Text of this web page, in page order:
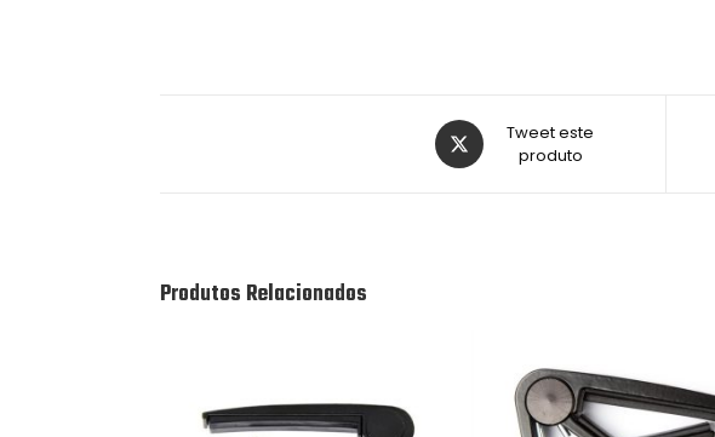
Tweet este
produto
Produtos Relacionados